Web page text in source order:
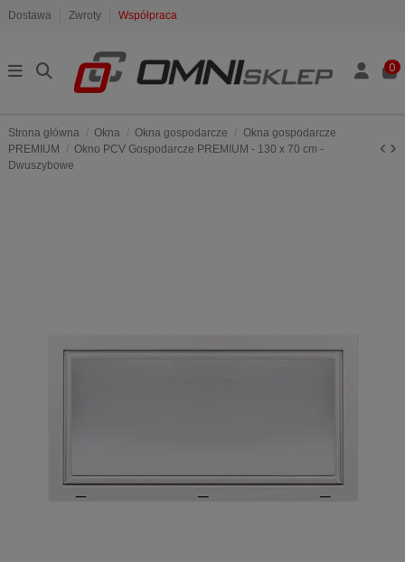
Dostawa Zwroty Współpraca
0
Strona główna Okna Okna gospodarcze
Okna gospodarcze
PREMIUM
Okno PCV Gospodarcze PREMIUM - 130 x 70 cm -
Dwuszybowe